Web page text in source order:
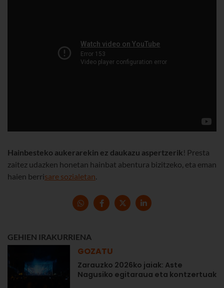
Hainbesteko aukerarekin ez daukazu aspertzerik! Presta
zaitez udazken honetan hainbat abentura bizitzeko, eta eman
haien berrisare sozialetan.
GEHIEN IRAKURRIENA
GOZATU
Zarauzko 2026ko jaiak: Aste
Nagusiko egitaraua eta kontzertuak